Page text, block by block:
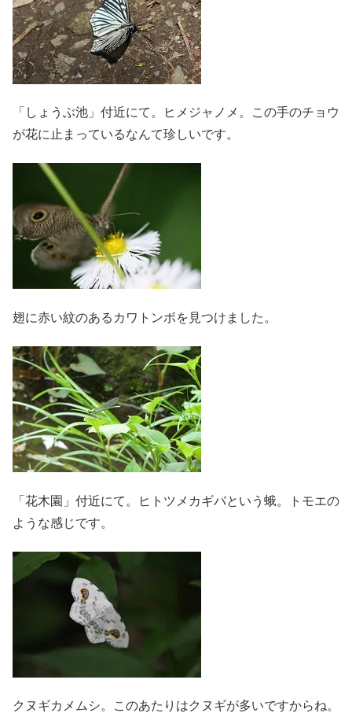
「しょうぶ池」付近にて。ヒメジャノメ。この手のチョウ
が花に止まっているなんて珍しいです。
翅に赤い紋のあるカワトンボを見つけました。
「花木園」付近にて。ヒトツメカギバという蛾。トモエの
ような感じです。
クヌギカメムシ。このあたりはクヌギが多いですからね。